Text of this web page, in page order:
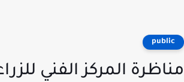
المركز الفني